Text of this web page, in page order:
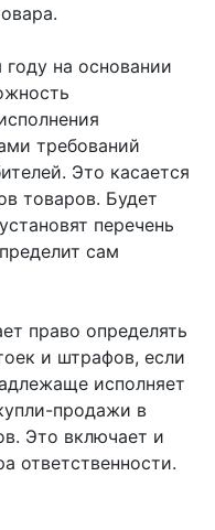
на основании
требований
Это касается
товаров. Будет
перечень
сам
право определять
и штрафов, если
исполняет
продажи в
Это включает и
ответственности.